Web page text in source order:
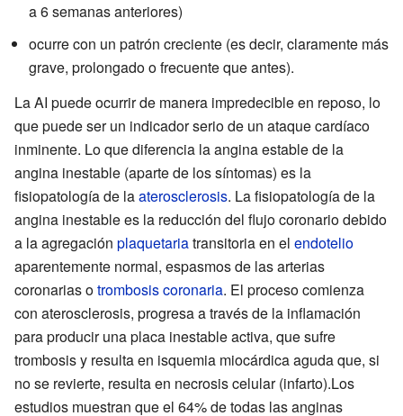
a 6 semanas anteriores)
ocurre con un patrón creciente (es decir, claramente más
grave, prolongado o frecuente que antes).
La AI puede ocurrir de manera impredecible en reposo, lo
que puede ser un indicador serio de un ataque cardíaco
inminente. Lo que diferencia la angina estable de la
angina inestable (aparte de los síntomas) es la
fisiopatología de laaterosclerosis. La fisiopatología de la
angina inestable es la reducción del flujo coronario debido
a la agregación plaquetariatransitoria en el endotelio
aparentemente normal, espasmos de las arterias
coronarias otrombosis coronaria. El proceso comienza
con aterosclerosis, progresa a través de la inflamación
para producir una placa inestable activa, que sufre
trombosis y resulta en isquemia miocárdica aguda que, si
no se revierte, resulta en necrosis celular (infarto).Los
estudios muestran que el 64% de todas las anginas